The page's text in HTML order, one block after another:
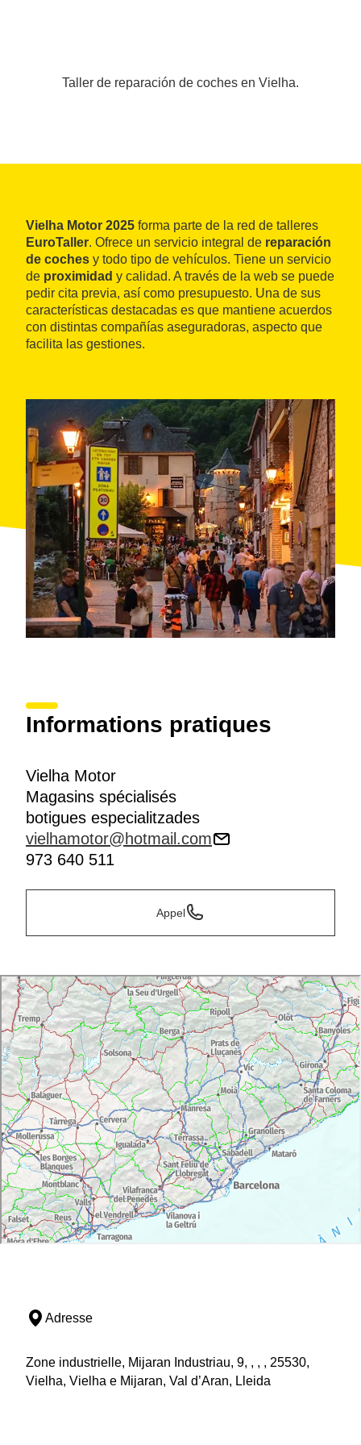
Taller de reparación de coches en Vielha.
Vielha Motor 2025 forma parte de la red de talleres
EuroTaller. Ofrece un servicio integral de reparación
de coches y todo tipo de vehículos. Tiene un servicio
de proximidad y calidad. A través de la web se puede
pedir cita previa, así como presupuesto. Una de sus
características destacadas es que mantiene acuerdos
con distintas compañías aseguradoras, aspecto que
facilita las gestiones.
Informations pratiques
Vielha Motor
Magasins spécialisés
botigues especialitzades
vielhamotor@hotmail.com
973 640 511
Appel
Adresse
Zone industrielle, Mijaran Industriau, 9, , , , 25530,
Vielha, Vielha e Mijaran, Val d’Aran, Lleida